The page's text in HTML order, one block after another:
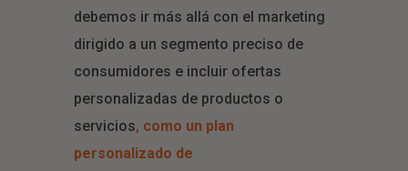
debemos ir más allá con el marketing
dirigido a un segmento preciso de
consumidores e incluir ofertas
personalizadas de productos o
servicios, como un plan
personalizado de